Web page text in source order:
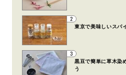
2
東京で美味しいスパ
3
黒豆で簡単に草木染
う